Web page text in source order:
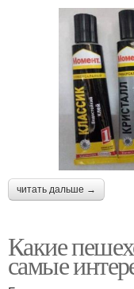
читать дальше →
Какие
самые